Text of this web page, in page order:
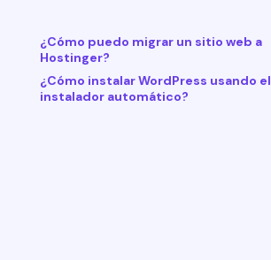
¿Cómo puedo migrar un sitio web a
Hostinger?
¿Cómo instalar WordPress usando el
instalador automático?